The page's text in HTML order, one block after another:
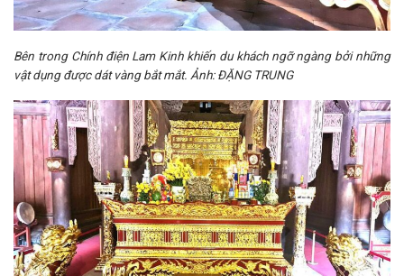
Bên trong Chính điện Lam Kinh khiến du khách ngỡ ngàng bởi những
vật dụng được dát vàng bắt mắt. Ảnh: ĐẶNG TRUNG